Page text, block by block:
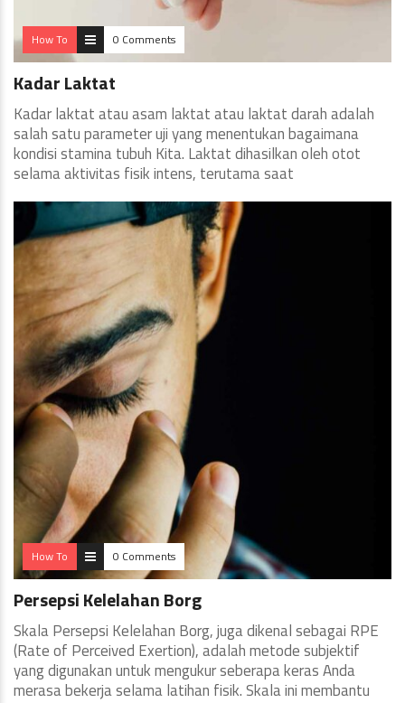
How To 0 Comments
Kadar Laktat
Kadar laktat atau asam laktat atau laktat darah adalah
salah satu parameter uji yang menentukan bagaimana
kondisi stamina tubuh Kita. Laktat dihasilkan oleh otot
selama aktivitas fisik intens, terutama saat
How To 0 Comments
Persepsi Kelelahan Borg
Skala Persepsi Kelelahan Borg, juga dikenal sebagai RPE
(Rate of Perceived Exertion), adalah metode subjektif
yang digunakan untuk mengukur seberapa keras Anda
merasa bekerja selama latihan fisik. Skala ini membantu